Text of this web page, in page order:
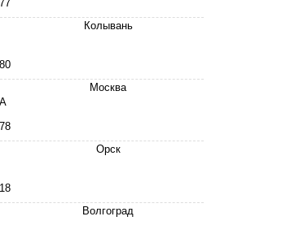
Колывань
Москва
Орск
Волгоград